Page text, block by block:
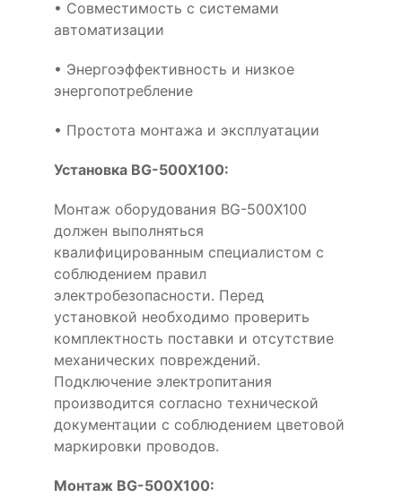
• Совместимость с системами
автоматизации
• Энергоэффективность и низкое
энергопотребление
• Простота монтажа и эксплуатации
Установка BG-500X100:
Монтаж оборудования BG-500X100
должен выполняться
квалифицированным специалистом с
соблюдением правил
электробезопасности. Перед
установкой необходимо проверить
комплектность поставки и отсутствие
механических повреждений.
Подключение электропитания
производится согласно технической
документации с соблюдением цветовой
маркировки проводов.
Монтаж BG-500X100: